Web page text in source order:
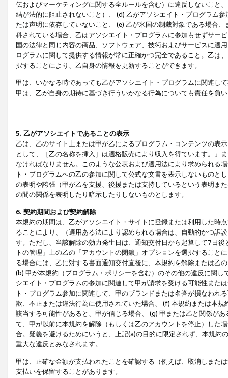
伝およびマーケティングに関する全ルールを含む）に違反しないこと
結が法的に阻止されないこと）、 (d) 乙がアソシエイト・プログラム
たは声明に依存していないこと、 (e) 乙が米国の制裁対象である場合
科されている場合、乙はアソシエイト・プログラムに参加もせずサー
国の法律と同じ内容の商品、ソフトウェア、技術およびサービスに適
ログラムに関して提供する情報が常に正確かつ完全であること。乙は
択することにより、乙自身の情報を更新することができます。
甲は、いかなる時であっても乙がアソシエイト・プログラムに関連し
甲は、乙が自身の期待に基づき行ういかなる行為についても責任を負
5. 乙がアソシエイトであることの表示
乙は、乙のサイト上または甲が乙によるプログラム・コンテンツの表
として、［乙の名称を挿入］は適格販売により収入を得ています。」
なければなりません。このような公表および適用法により求められる
ト・プログラムへの乙の参加に関して公式な文書を表示しないもの
の表明や誇張（甲が乙を支援、後援または支持しているという表明ま
の間の関係を表明したり暗示したりしないものとします。
6. 契約期間および契約解除
本規約の期間は、乙がアソシエイト・サイトに登録または利用した時
ることにより、（適用ある法により認められる場合は、自動的かつ訴
す。ただし、当該解除の効力発生日は、通知交付日から起算して7日
トの管理」上の乙の「アカウントの閉鎖」オプションを選択するこ
る場合には、乙に対する書面通知交付直後に、本規約を解除または乙
(b) 甲が本規約（プログラム・ポリシーを含む）のその他の違反に関
シエイト・プログラムの参加に関連して甲が請求を受ける可能性また
ト・プログラム参加に関連して、甲のブランドまたは名誉が損なわれ
欺、不正または違法行為に使用されていた場合、 (f) 本規約または本
該当する可能性があると、甲が信じる場合、 (g) 甲または乙と関係が
て、甲が以前に本規約を解除（もしくは乙のアカウントを停止）した
合。疑義を避けるためにいうと、上記(a)の目的に限定されず、本規
重大な違反とみなされます。
甲は、正確な金額が支払われたことを確認する（例えば、取消しまた
支払いを保留することがあります。